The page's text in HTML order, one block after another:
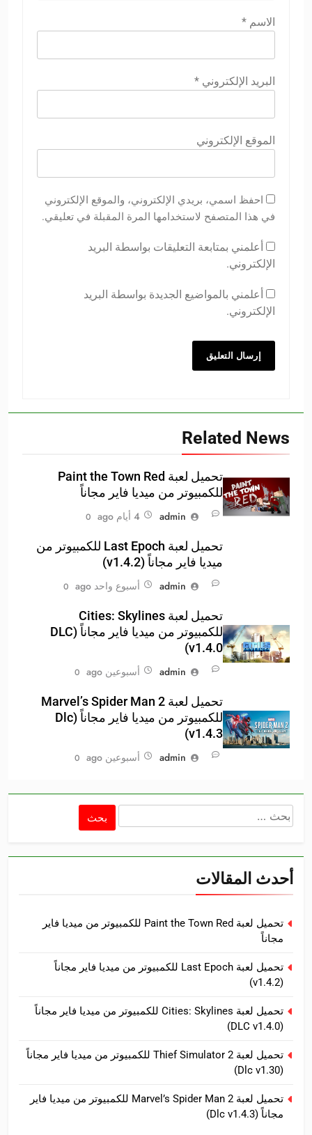
الاسم *
البريد الإلكتروني *
الموقع الإلكتروني
احفظ اسمي، بريدي الإلكتروني، والموقع الإلكتروني
في هذا المتصفح لاستخدامها المرة المقبلة في تعليقي.
أعلمني بمتابعة التعليقات بواسطة البريد
الإلكتروني.
أعلمني بالمواضيع الجديدة بواسطة البريد
الإلكتروني.
Related News
تحميل لعبة Paint the Town Red
للكمبيوتر من ميديا فاير مجاناً
admin
4 أيام ago 0
تحميل لعبة Last Epoch للكمبيوتر من
ميديا فاير مجاناً (v1.4.2)
admin
أسبوع واحد ago 0
تحميل لعبة Cities: Skylines
للكمبيوتر من ميديا فاير مجاناً (DLC
v1.4.0)
admin
أسبوعين ago 0
تحميل لعبة Marvel’s Spider Man 2
للكمبيوتر من ميديا فاير مجاناً (Dlc
v1.4.3)
admin
أسبوعين ago 0
البحث
أحدث المقالات
تحميل لعبة Paint the Town Red للكمبيوتر من ميديا فاير
مجاناً
تحميل لعبة Last Epoch للكمبيوتر من ميديا فاير مجاناً
(v1.4.2)
تحميل لعبة Cities: Skylines للكمبيوتر من ميديا فاير مجاناً
(DLC v1.4.0)
تحميل لعبة Thief Simulator 2 للكمبيوتر من ميديا فاير مجاناً
(Dlc v1.30)
تحميل لعبة Marvel’s Spider Man 2 للكمبيوتر من ميديا فاير
مجاناً (Dlc v1.4.3)